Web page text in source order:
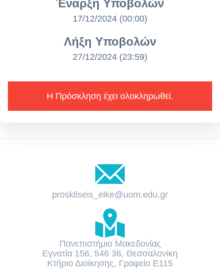
Έναρξη Υποβολών
17/12/2024 (00:00)
Λήξη Υποβολών
27/12/2024 (23:59)
Η Πρόσκληση έχει ολοκληρωθεί.
proskliseis_elke@uom.edu.gr
Πανεπιστήμιο Μακεδονίας
Εγνατία 156, 546 36, Θεσσαλονίκη
Κτήριο Διοίκησης, Γραφείο Ε115